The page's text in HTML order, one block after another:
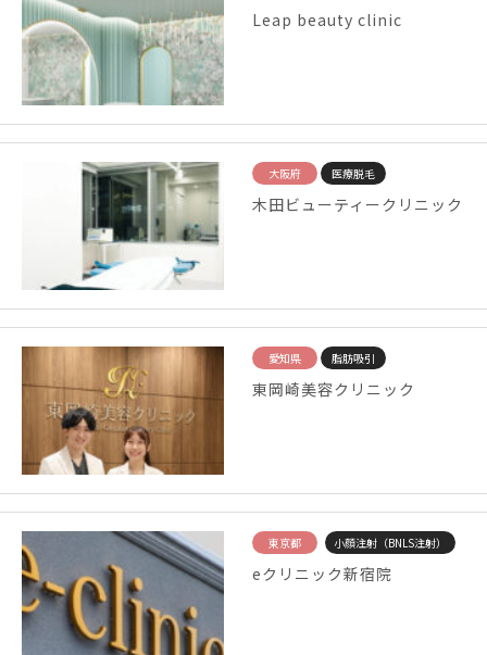
Leap beauty clinic
大阪府 医療脱毛
木田ビューティークリニック
愛知県 脂肪吸引
東岡崎美容クリニック
東京都 小顔注射（BNLS注射）
eクリニック新宿院